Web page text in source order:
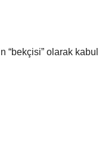
“bekçisi” olarak